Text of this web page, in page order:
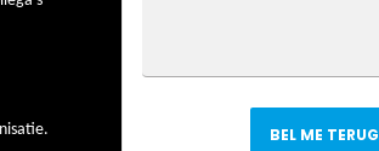
BEL ME TERUG